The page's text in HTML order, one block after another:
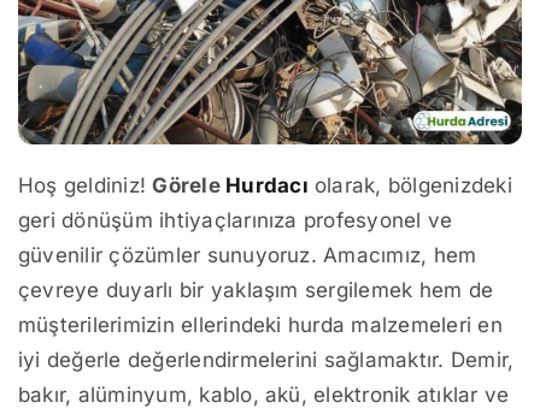
Hoş geldiniz!Görele Hurdacı olarak, bölgenizdeki
geri dönüşüm ihtiyaçlarınıza profesyonel ve
güvenilir çözümler sunuyoruz. Amacımız, hem
çevreye duyarlı bir yaklaşım sergilemek hem de
müşterilerimizin ellerindeki hurda malzemeleri en
iyi değerle değerlendirmelerini sağlamaktır. Demir,
bakır, alüminyum, kablo, akü, elektronik atıklar ve